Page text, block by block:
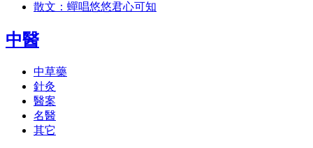
散文：蟬唱悠悠君心可知
中醫
中草藥
針灸
醫案
名醫
其它